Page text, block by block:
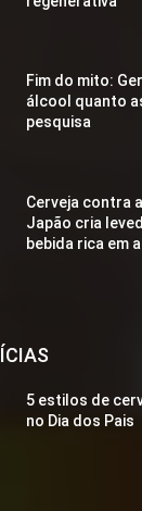
Fim do mito:
álcool quanto
pesquisa
Cerveja contra
Japão cria
bebida rica em
5 estilos de
no Dia dos Pais